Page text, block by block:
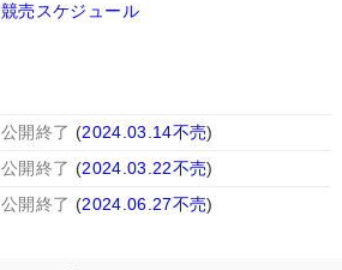
競売スケジュール
公開終了 (2024.03.14不売)
公開終了 (2024.03.22不売)
公開終了 (2024.06.27不売)